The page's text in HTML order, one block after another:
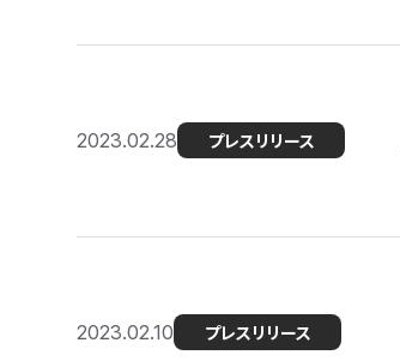
2023.02.28 プレスリリース
2023.02.10 プレスリリース